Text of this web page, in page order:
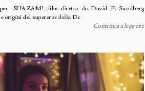
SHAZAM!, film diretto da David F. Sandberg
origini del supereroe della Dc
Continua a leggere